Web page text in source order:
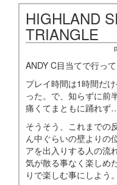
HIGHLAND
TRIANGLE
ANDY C目当てで行って
プレイ時間は1時間だ
った。で、知らずに前
痛くてまともに踊れず
そうそう、これまでの
ん中ぐらいの壁よりの
アを出入りする人の流
気が散る事なく楽しめ
りで楽しむ事にしよう。